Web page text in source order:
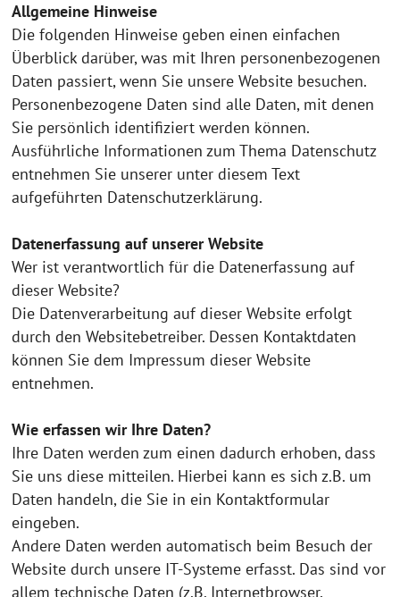
Allgemeine Hinweise
Die folgenden Hinweise geben einen einfachen
Überblick darüber, was mit Ihren personenbezogenen
Daten passiert, wenn Sie unsere Website besuchen.
Personenbezogene Daten sind alle Daten, mit denen
Sie persönlich identifiziert werden können.
Ausführliche Informationen zum Thema Datenschutz
entnehmen Sie unserer unter diesem Text
aufgeführten Datenschutzerklärung.
Datenerfassung auf unserer Website
Wer ist verantwortlich für die Datenerfassung auf
dieser Website?
Die Datenverarbeitung auf dieser Website erfolgt
durch den Websitebetreiber. Dessen Kontaktdaten
können Sie dem Impressum dieser Website
entnehmen.
Wie erfassen wir Ihre Daten?
Ihre Daten werden zum einen dadurch erhoben, dass
Sie uns diese mitteilen. Hierbei kann es sich z.B. um
Daten handeln, die Sie in ein Kontaktformular
eingeben.
Andere Daten werden automatisch beim Besuch der
Website durch unsere IT-Systeme erfasst. Das sind vor
allem technische Daten (z.B. Internetbrowser,